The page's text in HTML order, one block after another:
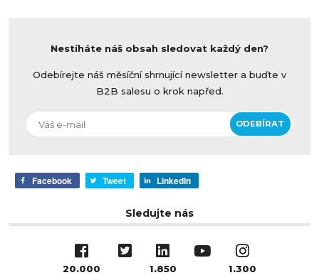
Nestíháte náš obsah sledovat každý den?
Odebírejte náš měsíční shrnující newsletter a buďte v
B2B salesu o krok napřed.
Facebook Tweet LinkedIn
Sledujte nás
20.000 1.850 1.300